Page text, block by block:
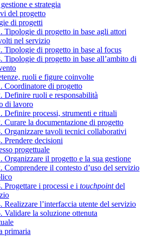
e strategia
del progetto
di progetti
Tipologie di progetto in base agli attori
nel servizio
Tipologie di progetto in base al focus
Tipologie di progetto in base all’ambito di
ruoli e figure coinvolte
Coordinatore di progetto
Definire ruoli e responsabilità
di lavoro
Definire processi, strumenti e rituali
Curare la documentazione di progetto
Organizzare tavoli tecnici collaborativi
Prendere decisioni
progettuale
Organizzare il progetto e la sua gestione
Comprendere il contesto d’uso del servizio
Progettare i processi e i touchpointdel
Realizzare l’interfaccia utente del servizio
Validare la soluzione ottenuta
primaria